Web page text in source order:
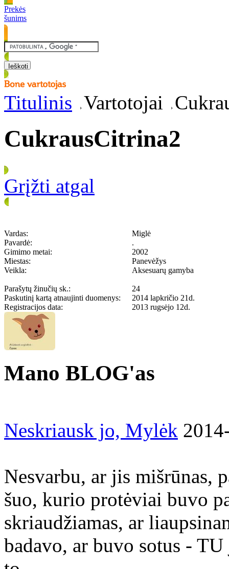
Prekės
šunims
Titulinis Vartotojai
CukrausCitrina2
Grįžti atgal
Vardas:
Miglė
Pavardė:
.
Gimimo metai:
2002
Miestas:
Panevėžys
Veikla:
Aksesuarų gamyba
Parašytų žinučių sk.:
24
Paskutinį kartą atnaujinti duomenys:
2014 lapkričio 21d.
Registracijos data:
2013 rugsėjo 12d.
Mano BLOG'as
Neskriausk jo, Mylėk
Nesvarbu, ar jis mišrūnas,
šuo, kurio protėviai buvo
skriaudžiamas, ar
badavo, ar buvo sotus -